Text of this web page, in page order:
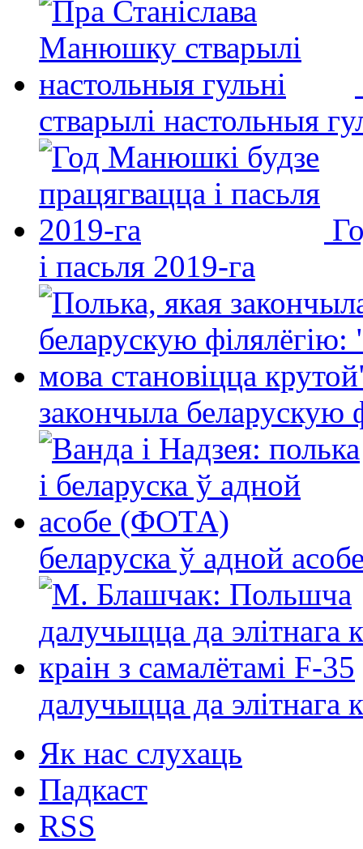
стварылі настольныя
і пасьля 2019-га
закончыла беларускую
беларуска ў адной
далучыцца да элітнага
Як нас слухаць
Падкаст
RSS